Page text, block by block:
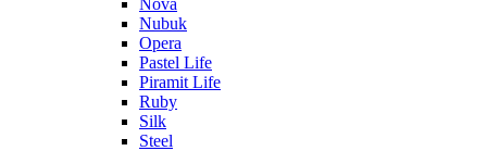
Nova
Nubuk
Opera
Pastel Life
Piramit Life
Ruby
Silk
Steel